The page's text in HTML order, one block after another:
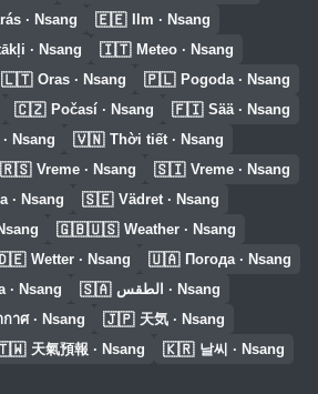
· Nsang 🇪🇪 Ilm · Nsang
· Nsang 🇮🇹 Meteo · Nsang
🇱🇹 Oras · Nsang 🇵🇱 Pogoda · Nsang
🇨🇿 Počasí · Nsang 🇫🇮 Sää · Nsang
Nsang 🇻🇳 Thời tiết · Nsang
🇷🇸 Vreme · Nsang 🇸🇮 Vreme · Nsang
· Nsang 🇸🇪 Vädret · Nsang
🇬🇧🇺🇸 Weather · Nsang
Wetter · Nsang 🇺🇦 Погода · Nsang
· Nsang 🇸🇦 الطقس · Nsang
าศ · Nsang 🇯🇵 天気 · Nsang
天氣預報 · Nsang 🇰🇷 날씨 · Nsang